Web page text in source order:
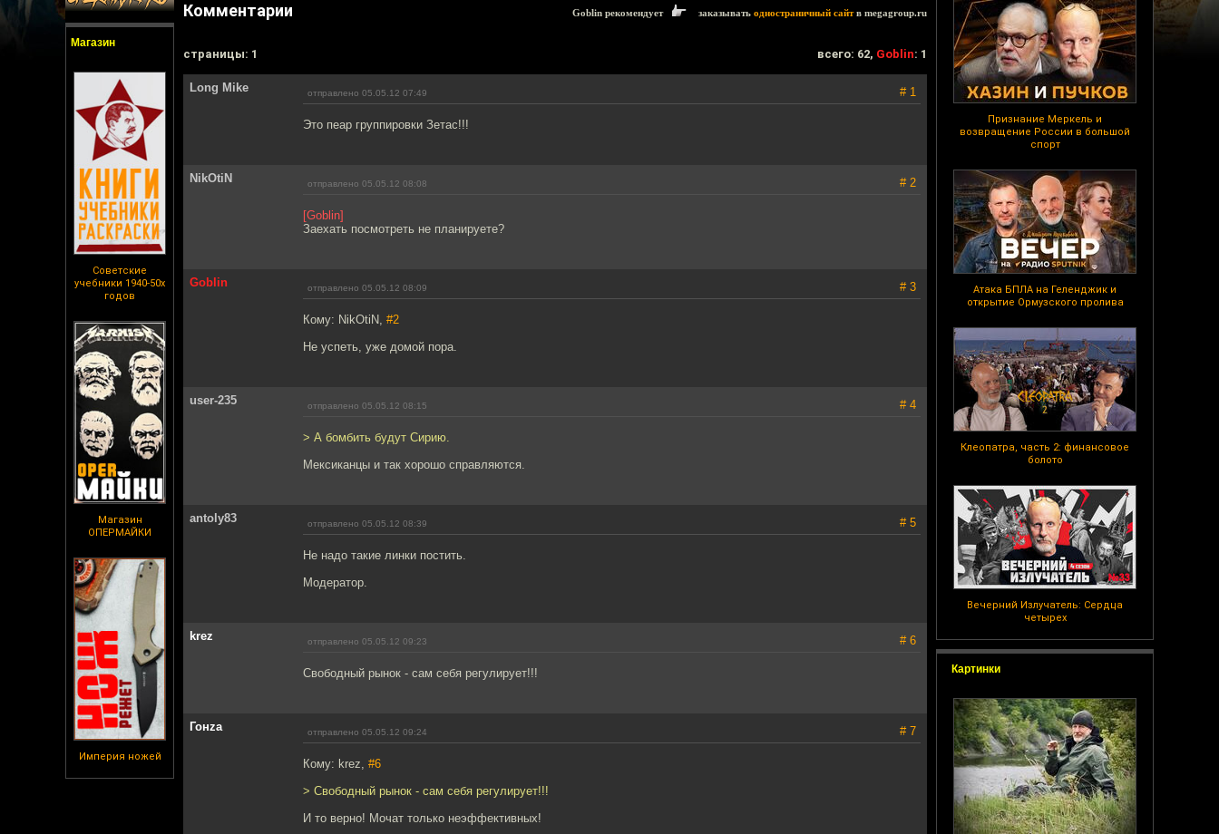
Магазин
Советские
учебники 1940-50х
годов
Магазин
ОПЕРМАЙКИ
Империя ножей
Признание Меркель и
возвращение России в большой
спорт
Атака БПЛА на Геленджик и
открытие Ормузского пролива
Клеопатра, часть 2: финансовое
болото
Вечерний Излучатель: Сердца
четырех
Картинки
Комментарии Goblin рекомендует заказывать одностраничный сайтв megagroup.ru
cтраницы: 1 всего: 62, Goblin: 1
Long Mike отправлено 05.05.12 07:49 # 1
Это пеар группировки Зетас!!!
NikOtiN отправлено 05.05.12 08:08 # 2
[Goblin]
Заехать посмотреть не планируете?
Goblin отправлено 05.05.12 08:09 # 3
Кому: NikOtiN, #2
Не успеть, уже домой пора.
user-235 отправлено 05.05.12 08:15 # 4
> А бомбить будут Сирию.
Мексиканцы и так хорошо справляются.
antoly83 отправлено 05.05.12 08:39 # 5
Не надо такие линки постить.
Модератор.
krez отправлено 05.05.12 09:23 # 6
Свободный рынок - сам себя регулирует!!!
Гонzа отправлено 05.05.12 09:24 # 7
Кому: krez, #6
> Свободный рынок - сам себя регулирует!!!
И то верно! Мочат только неэффективных!